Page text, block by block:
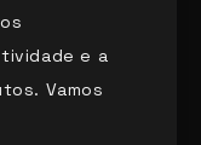
e a
Vamos